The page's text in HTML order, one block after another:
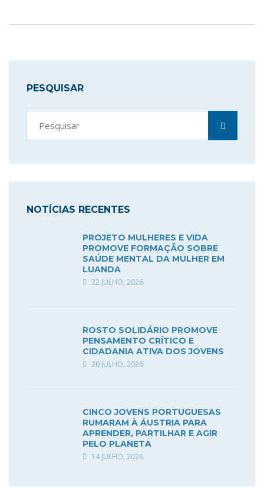
PESQUISAR
NOTÍCIAS RECENTES
PROJETO MULHERES E VIDA
PROMOVE FORMAÇÃO SOBRE
SAÚDE MENTAL DA MULHER EM
LUANDA
22 JULHO, 2026
ROSTO SOLIDÁRIO PROMOVE
PENSAMENTO CRÍTICO E
CIDADANIA ATIVA DOS JOVENS
20 JULHO, 2026
CINCO JOVENS PORTUGUESAS
RUMARAM À ÁUSTRIA PARA
APRENDER, PARTILHAR E AGIR
PELO PLANETA
14 JULHO, 2026